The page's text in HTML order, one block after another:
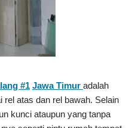
#1 Jawa Timur adalah
atas dan rel bawah. Selain
kunci ataupun yang tanpa